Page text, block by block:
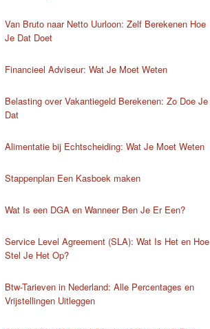
Van Bruto naar Netto Uurloon: Zelf Berekenen Hoe
Je Dat Doet
Financieel Adviseur: Wat Je Moet Weten
Belasting over Vakantiegeld Berekenen: Zo Doe Je
Dat
Alimentatie bij Echtscheiding: Wat Je Moet Weten
Stappenplan Een Kasboek maken
Wat Is een DGA en Wanneer Ben Je Er Een?
Service Level Agreement (SLA): Wat Is Het en Hoe
Stel Je Het Op?
Btw-Tarieven in Nederland: Alle Percentages en
Vrijstellingen Uitleggen